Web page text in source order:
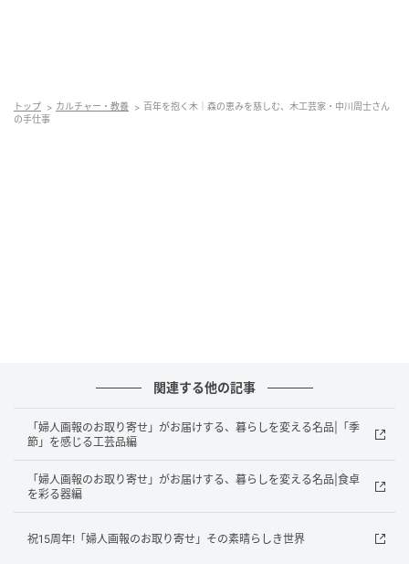
父が考案した柾(まさ)合わせの香合
トップ カルチャー・教養
百年を抱く木｜森の恵みを慈しむ、木工芸家・中川周士さん
の手仕事
関連する他の記事
「婦人画報のお取り寄せ」がお届けする、暮らしを変える名品|「季
節」を感じる工芸品編
「婦人画報のお取り寄せ」がお届けする、暮らしを変える名品|食卓
を彩る器編
祝15周年!「婦人画報のお取り寄せ」その素晴らしき世界